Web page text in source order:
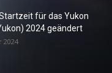
für das Yukon
2024 geändert
2024